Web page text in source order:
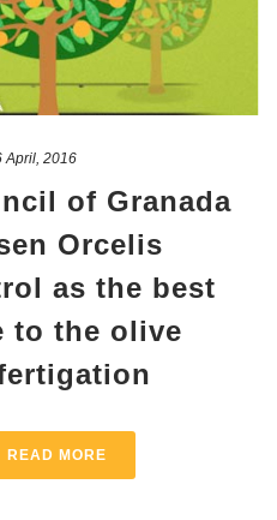
April, 2016
of Granada
Orcelis
as the best
to the olive
READ MORE